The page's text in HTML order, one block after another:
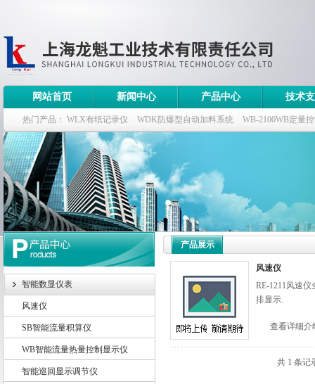
上海龙魁工业技术有限责任公司
网站首页 新闻中心 产品中心 技术
热门产品： WLX有纸记录仪 WDK防爆型自动加料系统 WB-2100WB定量
WDK流量定量控制柜 WB-2100定量装车控制仪
智能数显仪表
风速仪
SB智能流量积算仪
WB智能流量热量控制显示仪
智能巡回显示调节仪
产品展示
风速仪
RE-1211风速
排显示.
查看详细介
共 1 条记